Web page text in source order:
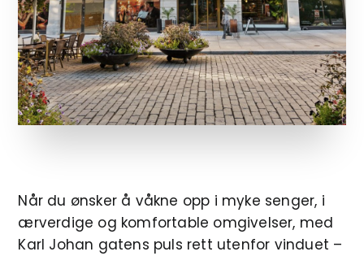
Når du ønsker å våkne opp i myke senger, i
ærverdige og komfortable omgivelser, med
Karl Johan gatens puls rett utenfor vinduet –